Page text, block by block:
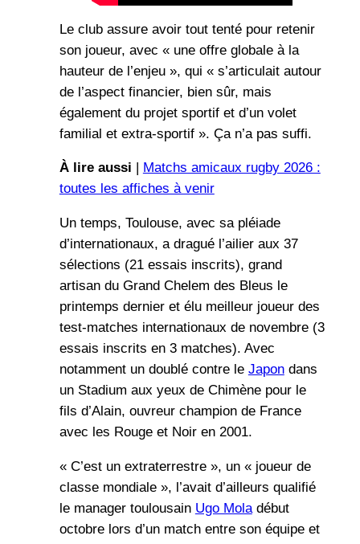
Le club assure avoir tout tenté pour retenir
son joueur, avec « une offre globale à la
hauteur de l’enjeu », qui « s’articulait autour
de l’aspect financier, bien sûr, mais
également du projet sportif et d’un volet
familial et extra-sportif ». Ça n’a pas suffi.
À lire aussi
Matchs amicaux rugby 2026 :
toutes les affiches à venir
Un temps, Toulouse, avec sa pléiade
d’internationaux, a dragué l’ailier aux 37
sélections (21 essais inscrits), grand
artisan du Grand Chelem des Bleus le
printemps dernier et élu meilleur joueur des
test-matches internationaux de novembre (3
essais inscrits en 3 matches). Avec
notamment un doublé contre le Japondans
un Stadium aux yeux de Chimène pour le
fils d’Alain, ouvreur champion de France
avec les Rouge et Noir en 2001.
« C’est un extraterrestre », un « joueur de
classe mondiale », l’avait d’ailleurs qualifié
le manager toulousain Ugo Moladébut
octobre lors d’un match entre son équipe et